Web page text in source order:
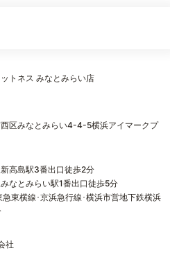
トネス みなとみらい店
区みなとみらい4-4-5横浜アイマークプ
高島駅3番出口徒歩2分
なとみらい駅1番出口徒歩5分
急東横線･京浜急行線･横浜市営地下鉄横浜
社